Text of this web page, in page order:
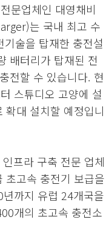
문업체인 대영채비
는 국내 최고 수
기술을 탑재한 충전설
배터리가 탑재된 전
전할 수 있습니다. 현
스튜디오 고양에 설
확대 설치할 예정입니
프라 구축 전문 업체
고속 충전기 보급을
까지 유럽 24개국을
개의 초고속 충전소